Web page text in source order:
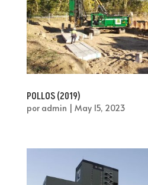
POLLOS (2019)
por admin | May 15, 2023